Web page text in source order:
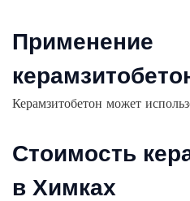
Применение
Керамзитобетон может
Стоимость
в Химках